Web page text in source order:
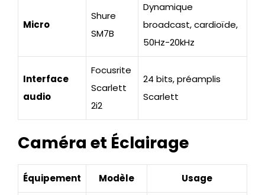
Micro
Shure
SM7B
Dynamique
broadcast, cardioïde,
50Hz-20kHz
Interface
audio
Focusrite
Scarlett
2i2
24 bits, préamplis
Scarlett
Caméra et Éclairage
Équipement Modèle Usage